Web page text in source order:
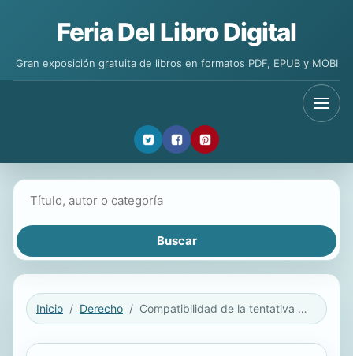
Feria Del Libro Digital
Gran exposición gratuita de libros en formatos PDF, EPUB y MOBI
Inicio Derecho Compatibilidad de la tentativa y el dolo eventual